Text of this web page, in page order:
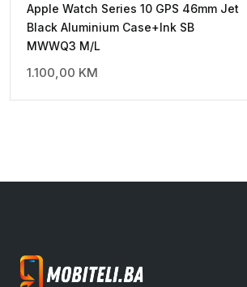
Apple Watch Series 10 GPS 46mm Jet
Black Aluminium Case+Ink SB
MWWQ3 M/L
1.100,00 KM